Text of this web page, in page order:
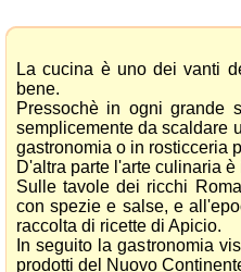
La cucina è uno dei vanti
bene.
Pressochè in ogni grande
semplicemente da scaldare
gastronomia o in rosticceria
D'altra parte l'arte culinaria
Sulle tavole dei ricchi
con spezie e salse, e
raccolta di ricette di Apicio.
In seguito la gastronomia
prodotti del Nuovo